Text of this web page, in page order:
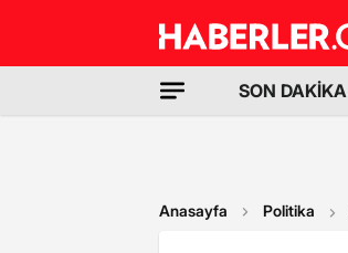
SON DAKİKA
Anasayfa Politika